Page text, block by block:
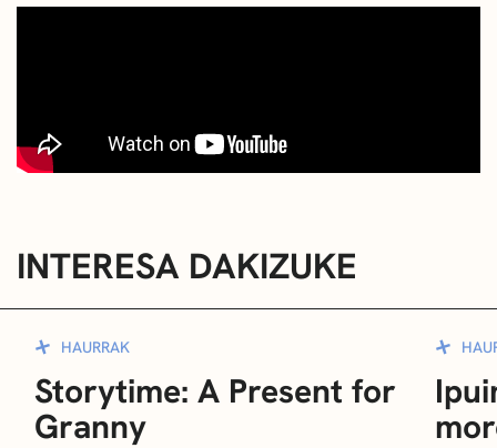
INTERESA DAKIZUKE
HAURRAK
Storytime: A Present for
Granny